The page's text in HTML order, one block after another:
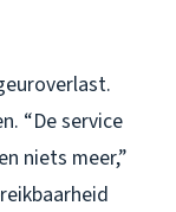
“De service
niets meer,”